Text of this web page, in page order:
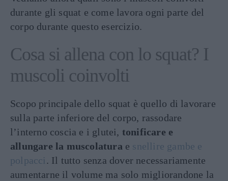
durante gli squat e come lavora ogni parte del
corpo durante questo esercizio.
Cosa si allena con lo squat? I
muscoli coinvolti
Scopo principale dello squat è quello di lavorare
sulla parte inferiore del corpo, rassodare
l’interno coscia e i glutei, tonificare e
allungare la muscolatura e snellire gambe e
polpacci . Il tutto senza dover necessariamente
aumentarne il volume ma solo migliorandone la